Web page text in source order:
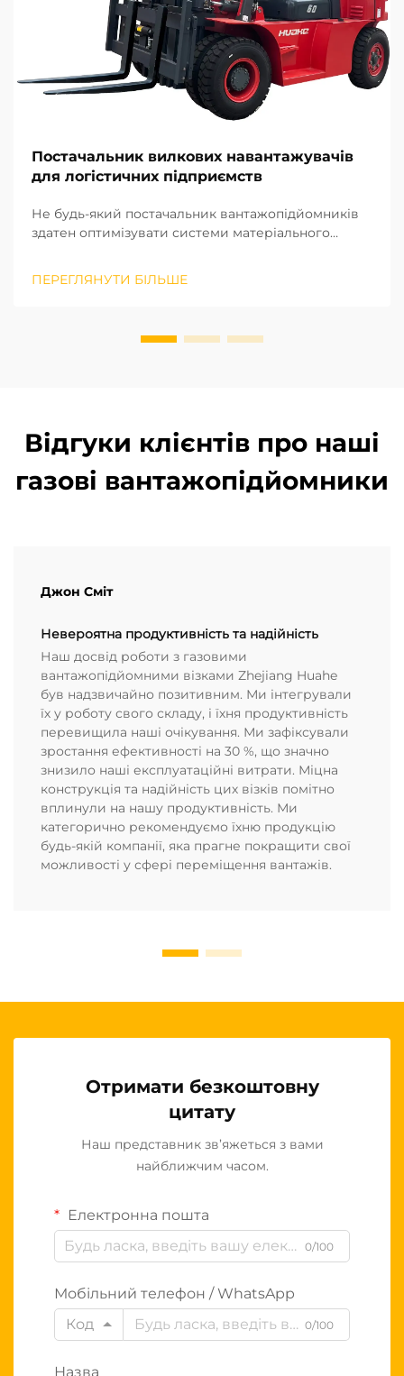
Постачальник вилкових навантажувачів
для логістичних підприємств
Не будь-який постачальник вантажопідйомників
здатен оптимізувати системи матеріального
з нашого багаторічного досвіду реалізації
ПЕРЕГЛЯНУТИ БІЛЬШЕ
Відгуки клієнтів про наші
газові вантажопідйомники
Джон Сміт
Невероятна продуктивність та надійність
Наш досвід роботи з газовими
вантажопідйомними візками Zhejiang Huahe
був надзвичайно позитивним. Ми інтегрували
їх у роботу свого складу, і їхня продуктивність
перевищила наші очікування. Ми зафіксували
зростання ефективності на 30 %, що значно
знизило наші експлуатаційні витрати. Міцна
конструкція та надійність цих візків помітно
вплинули на нашу продуктивність. Ми
категорично рекомендуємо їхню продукцію
будь-якій компанії, яка прагне покращити свої
можливості у сфері переміщення вантажів.
Отримати безкоштовну
цитату
Наш представник зв’яжеться з вами
найближчим часом.
Електронна пошта
0/100
Мобільний телефон / WhatsApp
Код
0/100
Назва